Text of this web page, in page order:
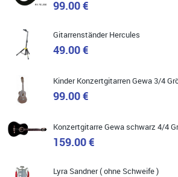
Quelle: Google-Rezension
Ich war auf der Suche nach einem neuen Keyboard
und bin begeistert: ich bin super beraten worden,
aktuell natürlich nur telefonisch. Nachdem die
abholen musste. Top!
99.00 €
Gitarrenständer Hercules
49.00 €
99.00 €
159.00 €
Lyra Sandner ( ohne Schweife )